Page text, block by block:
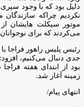
نکردیم چراکه
موتور سیکلت هایشان
می‌کردند که برای
رئیس پلیس راهور فراجا
جدی دنبال می‌کنیم،
زمینه آغاز شد.
انتهای پیام/